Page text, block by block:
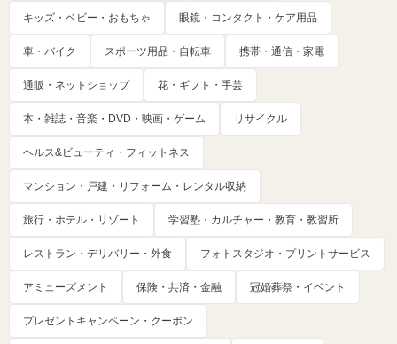
キッズ・ベビー・おもちゃ 眼鏡・コンタクト・ケア用品
車・バイク スポーツ用品・自転車 携帯・通信・家電
通販・ネットショップ 花・ギフト・手芸
本・雑誌・音楽・DVD・映画・ゲーム リサイクル
ヘルス&ビューティ・フィットネス
マンション・戸建・リフォーム・レンタル収納
旅行・ホテル・リゾート 学習塾・カルチャー・教育・教習所
レストラン・デリバリー・外食 フォトスタジオ・プリントサービス
アミューズメント 保険・共済・金融 冠婚葬祭・イベント
プレゼントキャンペーン・クーポン